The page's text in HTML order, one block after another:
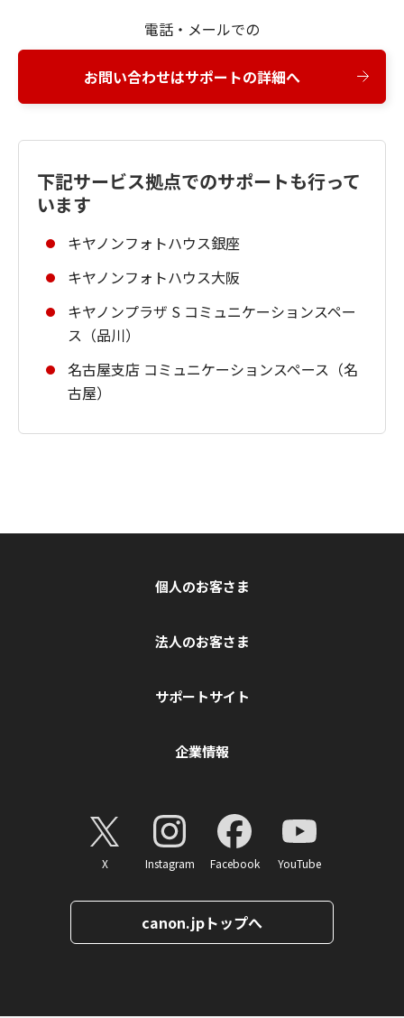
電話・メールでの
お問い合わせはサポートの詳細へ
下記サービス拠点でのサポートも行って
います
キヤノンフォトハウス銀座
キヤノンフォトハウス大阪
キヤノンプラザ S コミュニケーションスペー
ス（品川）
名古屋支店 コミュニケーションスペース（名
古屋）
個人のお客さま
法人のお客さま
サポートサイト
企業情報
X Instagram Facebook YouTube
canon.jpトップへ